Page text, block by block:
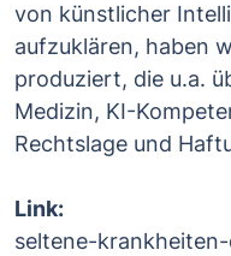
von künstlicher
aufzuklären, haben
produziert, die u.a.
Medizin, KI-
Rechtslage und
Link:
seltene-